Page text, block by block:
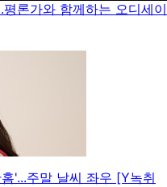
론가와 함께하는 오디세
'...주말 날씨 좌우 [Y녹취